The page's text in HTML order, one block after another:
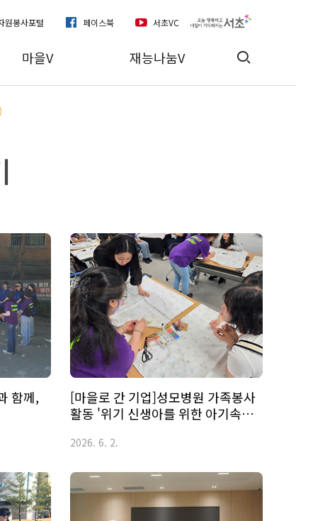
원봉사포털 페이스북 서초VC
마을V 재능나눔V
함께,
[마을로 간 기업]성모병원 가족봉사
활동 '위기 신생아를 위한 아기속싸
2026. 6. 2.